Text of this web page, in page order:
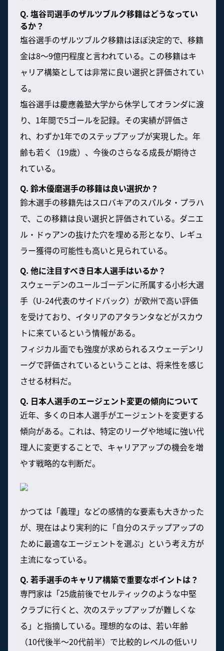
Q. 塩谷司選手のザルツブルク移籍はどうなってい
るか？
塩谷選手のザルツブルク移籍はほぼ決定的で、移籍
金は8〜9億円程度と言われている。この移籍はキ
ャリア構築としては非常に良い選択と評価されてい
る。
塩谷選手は慶應義塾大学から休学してオランダに渡
り、1年間で5ゴールを記録。その実績が評価さ
れ、わずか1年でのステップアップが実現した。年
齢も若く（19歳）、今後のさらなる成長が期待さ
れている。
Q. 鈴木優磨選手の移籍は良い選択か？
鈴木選手の移籍先はスロバキアのスパルタ・プラハ
で、この移籍は良い選択と評価されている。ダニエ
ル・ドゥアンの抜けた穴を埋める形となり、レギュ
ラー獲得の可能性も高いと見られている。
Q. 他に注目すべき日本人選手はいるか？
スウェーデンのユールゴーデンに所属する小杉大選
手（U-24代表のサイドバック）が欧州で高い評価
を受けており、イタリアのアタランタなどがスカウ
トに来ているという情報がある。
フィジカル面でも強度が求められるスウェーデンリ
ーグで評価されているということは、将来性を感じ
させる材料だ。
Q. 日本人選手のエージェント変更の傾向について
近年、多くの日本人選手がエージェントを変更する
傾向がある。これは、特定のリーグや地域に強い代
理人に変更することで、キャリアアップの機会を増
やす戦略的な判断だ。
かつては「義理」などの感情的な要素も大きかった
が、現在はより実利的に「自分のステップアップの
ために最適なエージェントを選ぶ」という考え方が
主流になっている。
Q. 若手選手のキャリア構築で重要なポイントは？
専門家は「25歳前後でセルティックのような中堅
クラブに行くと、次のステップアップが難しくな
る」と指摘している。理想的なのは、若い年齢
（10代後半〜20代前半）で比較的レベルの低いリ